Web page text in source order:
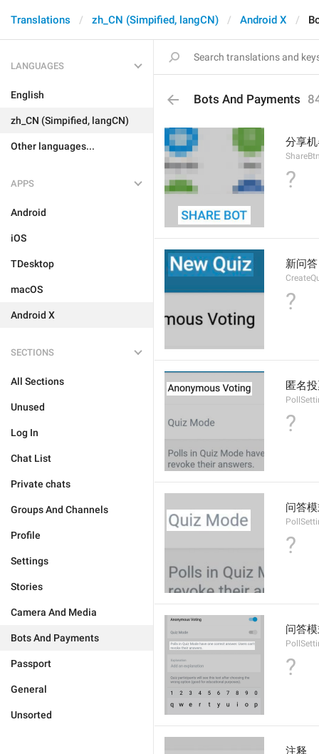
Translations zh_CN (Simpified, langCN) Android X
LANGUAGES
English
zh_CN (Simpified, langCN)
Other languages...
APPS
Android
iOS
TDesktop
macOS
Android X
SECTIONS
All Sections
Unused
Log In
Chat List
Private chats
Groups And Channels
Profile
Settings
Stories
Camera And Media
Bots And Payments
Passport
General
Unsorted
Bots And Payments
分享
?
新问答
?
匿名
?
问答
?
问答
?
注释